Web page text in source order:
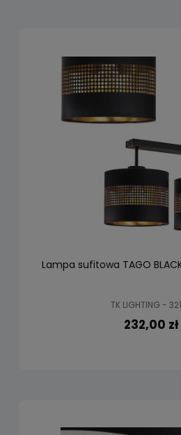
Lampa sufitowa TAGO
TK LIGHTING -
232,00 zł